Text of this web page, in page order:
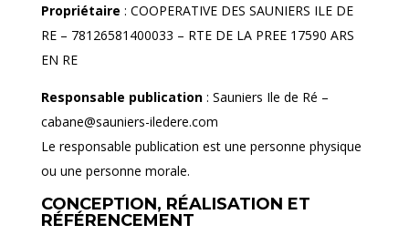
Propriétaire : COOPERATIVE DES SAUNIERS ILE DE
RE – 78126581400033 – RTE DE LA PREE 17590 ARS
EN RE
Responsable publication : Sauniers Ile de Ré –
cabane@sauniers-iledere.com
Le responsable publication est une personne physique
ou une personne morale.
CONCEPTION, RÉALISATION ET
RÉFÉRENCEMENT